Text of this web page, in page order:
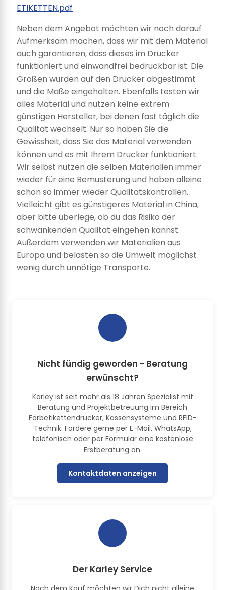
ETIKETTEN.pdf
Neben dem Angebot möchten wir noch darauf
Aufmerksam machen, dass wir mit dem Material
auch garantieren, dass dieses im Drucker
funktioniert und einwandfrei bedruckbar ist. Die
Größen wurden auf den Drucker abgestimmt
und die Maße eingehalten. Ebenfalls testen wir
alles Material und nutzen keine extrem
günstigen Hersteller, bei denen fast täglich die
Qualität wechselt. Nur so haben Sie die
Gewissheit, dass Sie das Material verwenden
können und es mit Ihrem Drucker funktioniert.
Wir selbst nutzen die selben Materialien immer
wieder für eine Bemusterung und haben alleine
schon so immer wieder Qualitätskontrollen.
Vielleicht gibt es günstigeres Material in China,
aber bitte überlege, ob du das Risiko der
schwankenden Qualität eingehen kannst.
Außerdem verwenden wir Materialien aus
Europa und belasten so die Umwelt möglichst
wenig durch unnötige Transporte.
Nicht fündig geworden - Beratung
erwünscht?
Karley ist seit mehr als 18 Jahren Spezialist mit
Beratung und Projektbetreuung im Bereich
Farbetikettendrucker, Kassensysteme und RFID-
Technik. Fordere gerne per E-Mail, WhatsApp,
telefonisch oder per Formular eine kostenlose
Erstberatung an.
Kontaktdaten anzeigen
Der Karley Service